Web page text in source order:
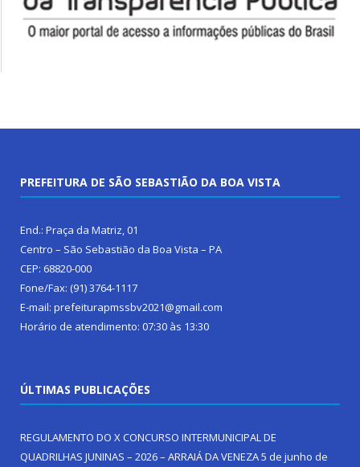
PREFEITURA DE SÃO SEBASTIÃO DA BOA VISTA
End.: Praça da Matriz, 01
Centro – São Sebastião da Boa Vista – PA
CEP: 68820-000
Fone/Fax: (91) 3764-1117
E-mail: prefeiturapmssbv2021@gmail.com
Horário de atendimento: 07:30 às 13:30
ÚLTIMAS PUBLICAÇÕES
REGULAMENTO DO X CONCURSO INTERMUNICIPAL DE
QUADRILHAS JUNINAS – 2026 – ARRAIÁ DA VENEZA5 de junho de